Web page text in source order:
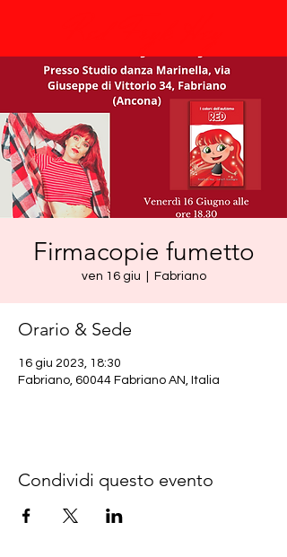
Firmacopie fumetto
ven 16 giu Fabriano
Orario & Sede
16 giu 2023, 18:30
Fabriano, 60044 Fabriano AN, Italia
Condividi questo evento